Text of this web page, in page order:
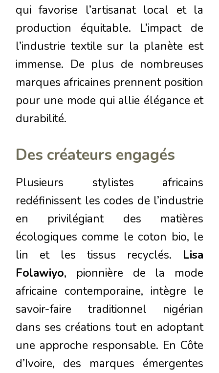
qui favorise l’artisanat local et la
production équitable. L’impact de
l’industrie textile sur la planète est
immense. De plus de nombreuses
marques africaines prennent position
pour une mode qui allie élégance et
durabilité.
Des créateurs engagés
Plusieurs stylistes africains
redéfinissent les codes de l’industrie
en privilégiant des matières
écologiques comme le coton bio, le
lin et les tissus recyclés. Lisa
Folawiyo, pionnière de la mode
africaine contemporaine, intègre le
savoir-faire traditionnel nigérian
dans ses créations tout en adoptant
une approche responsable. En Côte
d’Ivoire, des marques émergentes